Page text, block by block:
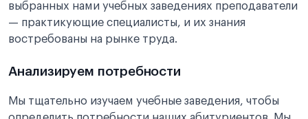
выбранных нами учебных заведениях преподаватели
— практикующие специалисты, и их знания
востребованы на рынке труда.
Анализируем потребности
Мы тщательно изучаем учебные заведения, чтобы